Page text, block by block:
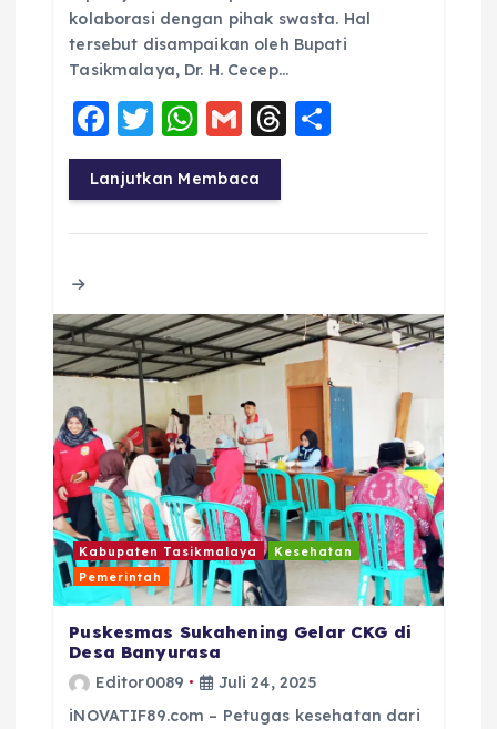
kolaborasi dengan pihak swasta. Hal
tersebut disampaikan oleh Bupati
Tasikmalaya, Dr. H. Cecep…
F
a
c
e
o
k
T
w
it
te
W
h
a
ts
p
G
m
ai
l
T
a re
Lanjutkan Membaca
Kabupaten Tasikmalaya
Kesehatan
Pemerintah
Puskesmas Sukahening Gelar CKG di
Desa Banyurasa
Editor0089
Juli 24, 2025
iNOVATIF89.com – Petugas kesehatan dari